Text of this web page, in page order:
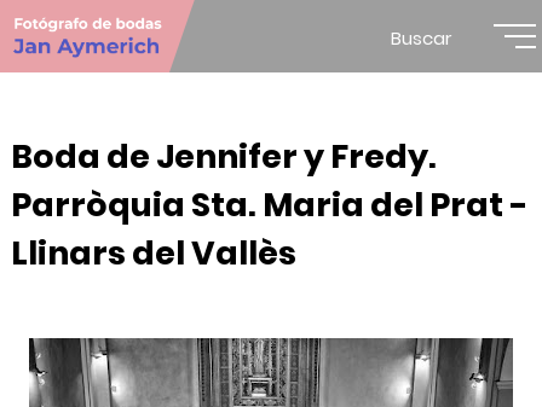
Buscar
Boda de Jennifer y Fredy.
Parròquia Sta. Maria del Prat -
Llinars del Vallès